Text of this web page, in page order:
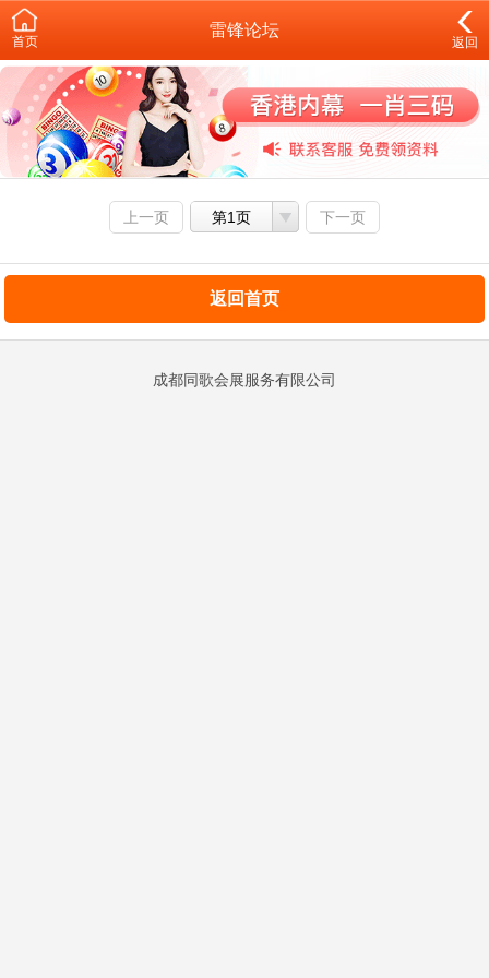
首页
雷锋论坛
返回
上一页 第1页 下一页
返回首页
成都同歌会展服务有限公司